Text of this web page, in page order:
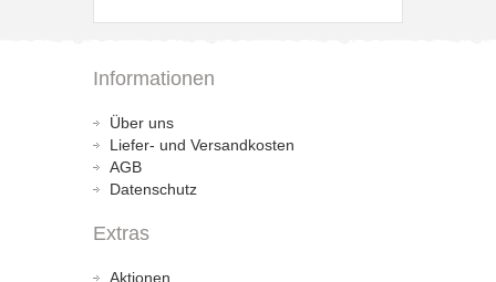
Informationen
Über uns
Liefer- und Versandkosten
AGB
Datenschutz
Extras
Aktionen